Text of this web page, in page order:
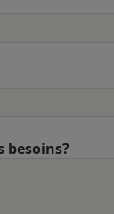
besoins?